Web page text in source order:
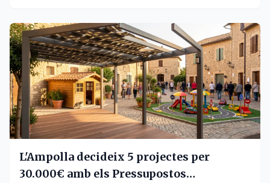
L'Ampolla decideix 5 projectes per
30.000€ amb els Pressupostos